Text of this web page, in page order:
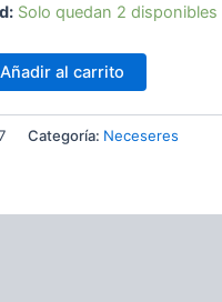
Solo quedan 2 disponibles
Añadir al carrito
Categoría: Neceseres